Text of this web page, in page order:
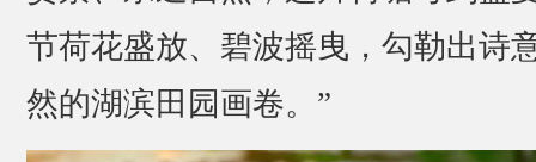
节荷花盛放、碧波摇曳，勾勒出诗
然的湖滨田园画卷。”